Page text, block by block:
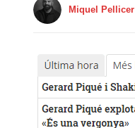
Miquel Pellicer